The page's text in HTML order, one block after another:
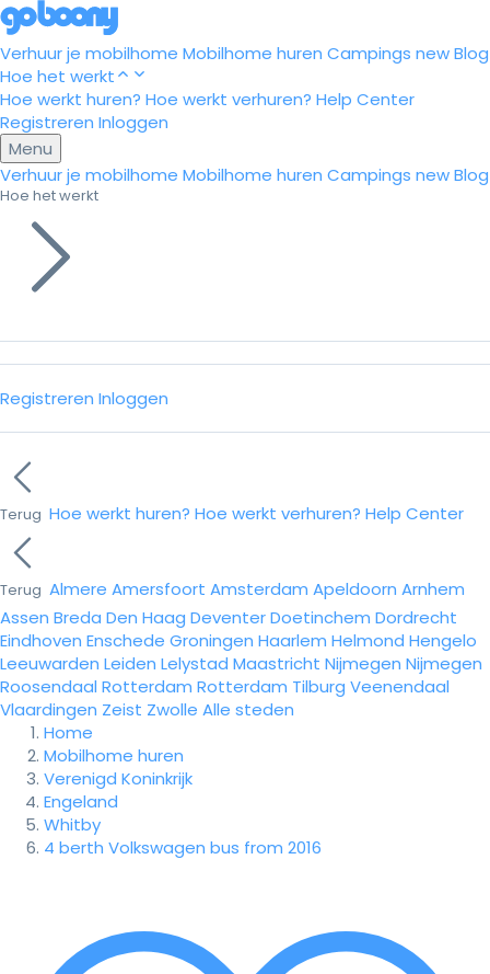
Verhuur je mobilhome Mobilhome huren Campings newBlog
Hoe het werkt
Hoe werkt huren? Hoe werkt verhuren? Help Center
Registreren Inloggen
Menu
Verhuur je mobilhome Mobilhome huren Campings newBlog
Hoe het werkt
Registreren Inloggen
Terug Hoe werkt huren? Hoe werkt verhuren? Help Center
Terug Almere Amersfoort Amsterdam Apeldoorn Arnhem
Assen Breda Den Haag DeventerDoetinchem Dordrecht
Eindhoven Enschede Groningen Haarlem Helmond Hengelo
Leeuwarden Leiden Lelystad Maastricht Nijmegen Nijmegen
Roosendaal Rotterdam Rotterdam Tilburg Veenendaal
Vlaardingen Zeist Zwolle Alle steden
Home
Mobilhome huren
Verenigd Koninkrijk
Engeland
Whitby
4 berth Volkswagen bus from 2016